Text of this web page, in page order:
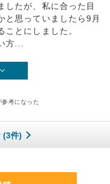
したが、私に合った目
思っていましたら9月
とにしました。
方...
参考になった
(3件)